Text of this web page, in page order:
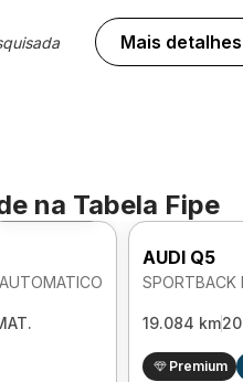
Mais detalhes
na Tabela Fipe
Foto 360º
AUDI Q5
19.084 km
Premium